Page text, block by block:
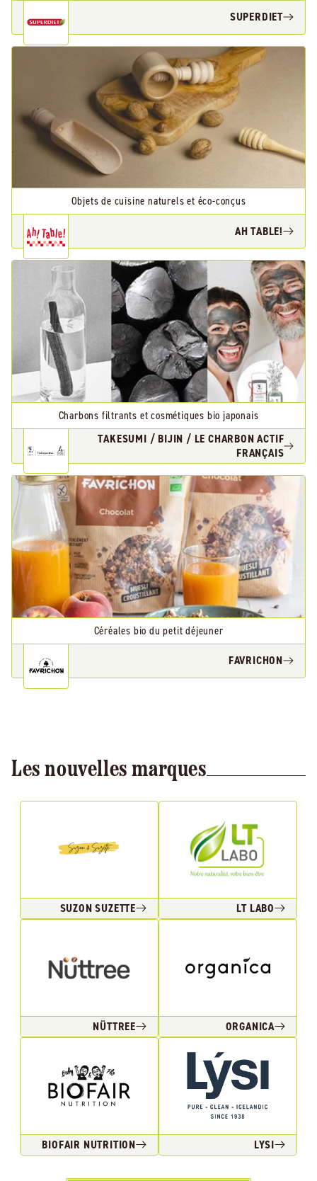
SUPERDIET
Objets de cuisine naturels et éco-conçus
AH TABLE!
Charbons filtrants et cosmétiques bio japonais
TAKESUMI / BIJIN / LE CHARBON ACTIF
FRANÇAIS
Céréales bio du petit déjeuner
FAVRICHON
Les nouvelles marques
SUZON SUZETTE LT LABO
NÜTTREE ORGANICA
BIOFAIR NUTRITION LYSI